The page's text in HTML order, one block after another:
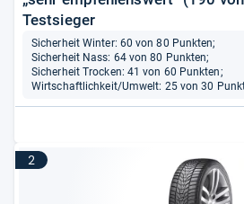
Testsieger
Sicherheit Winter: 60 von 80 Punkten;
Sicherheit Nass: 64 von 80 Punkten;
Sicherheit Trocken: 41 von 60 Punkten;
Wirtschaftlichkeit/Umwelt: 25 von 30
2